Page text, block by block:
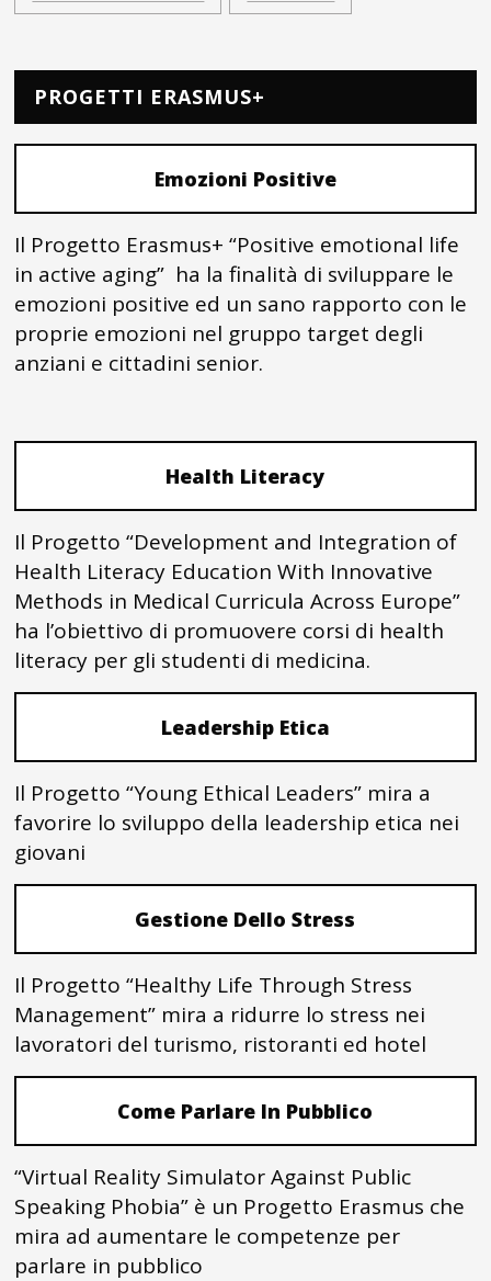
PROGETTI ERASMUS+
Emozioni Positive
Il Progetto Erasmus+ “Positive emotional life
in active aging” ha la finalità di sviluppare le
emozioni positive ed un sano rapporto con le
proprie emozioni nel gruppo target degli
anziani e cittadini senior.
Health Literacy
Il Progetto “Development and Integration of
Health Literacy Education With Innovative
Methods in Medical Curricula Across Europe”
ha l’obiettivo di promuovere corsi di health
literacy per gli studenti di medicina.
Leadership Etica
Il Progetto “Young Ethical Leaders” mira a
favorire lo sviluppo della leadership etica nei
giovani
Gestione Dello Stress
Il Progetto “Healthy Life Through Stress
Management” mira a ridurre lo stress nei
lavoratori del turismo, ristoranti ed hotel
Come Parlare In Pubblico
“Virtual Reality Simulator Against Public
Speaking Phobia” è un Progetto Erasmus che
mira ad aumentare le competenze per
parlare in pubblico